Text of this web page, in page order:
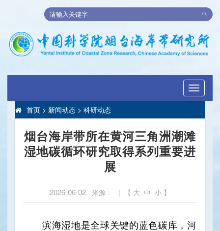
Toggle
首页 > 新闻动态 > 科研动态
烟台海岸带所在黄河三角洲潮滩
湿地碳循环研究取得系列重要进
展
2026-06-02 来源： | 【 大 中 小 】
滨海湿地是全球关键的蓝色碳库， 河